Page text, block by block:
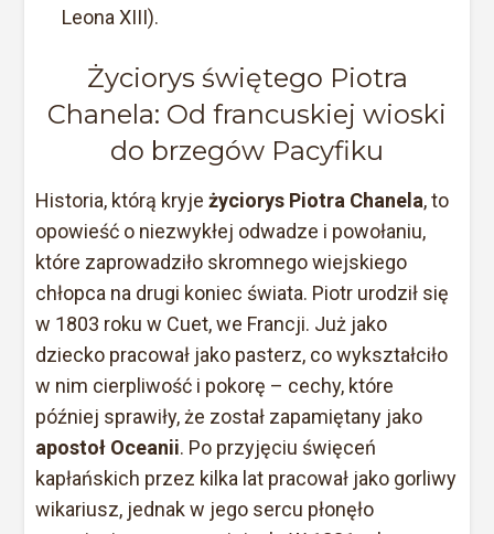
Leona XIII).
Życiorys świętego Piotra
Chanela: Od francuskiej wioski
do brzegów Pacyfiku
Historia, którą kryjeżyciorys Piotra Chanela, to
opowieść o niezwykłej odwadze i powołaniu,
które zaprowadziło skromnego wiejskiego
chłopca na drugi koniec świata. Piotr urodził się
w 1803 roku w Cuet, we Francji. Już jako
dziecko pracował jako pasterz, co wykształciło
w nim cierpliwość i pokorę – cechy, które
później sprawiły, że został zapamiętany jako
apostoł Oceanii. Po przyjęciu święceń
kapłańskich przez kilka lat pracował jako gorliwy
wikariusz, jednak w jego sercu płonęło